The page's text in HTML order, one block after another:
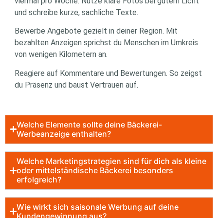
und schreibe kurze, sachliche Texte.
Bewerbe Angebote gezielt in deiner Region. Mit
bezahlten Anzeigen sprichst du Menschen im Umkreis
von wenigen Kilometern an.
Reagiere auf Kommentare und Bewertungen. So zeigst
du Präsenz und baust Vertrauen auf.
Welche Elemente sollte deine Bäckerei-
Werbeanzeige enthalten?
Welche Marketingstrategien sind für dich als kleine
oder mittelständische Bäckerei besonders
erfolgreich?
Wie wirkt sich saisonale Werbung auf deine
Kundengewinnung aus?